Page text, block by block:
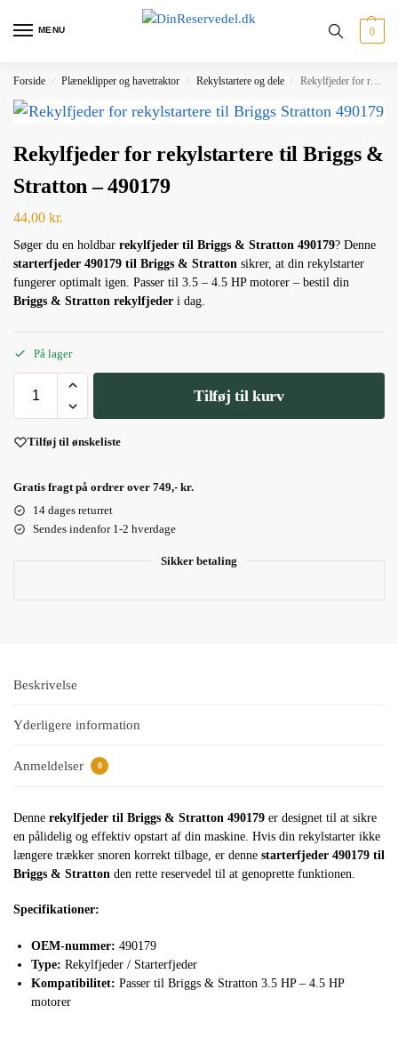
MENU 0
Forside / Plæneklipper og havetraktor / Rekylstartere og dele / Rekylfjeder for rekylstartere til Briggs & Stratton – 490179
Rekylfjeder for rekylstartere til Briggs &
Stratton – 490179
44,00 kr.
Søger du en holdbar rekylfjeder til Briggs & Stratton 490179? Denne
starterfjeder 490179 til Briggs & Stratton sikrer, at din rekylstarter
fungerer optimalt igen. Passer til 3.5 – 4.5 HP motorer – bestil din
Briggs & Stratton rekylfjeder i dag.
På lager
Tilføj til kurv
Tilføj til ønskeliste
Gratis fragt på ordrer over 749,- kr.
14 dages returret
Sendes indenfor 1-2 hverdage
Sikker betaling
Beskrivelse
Yderligere information
Anmeldelser 0
Denne rekylfjeder til Briggs & Stratton 490179 er designet til at sikre
en pålidelig og effektiv opstart af din maskine. Hvis din rekylstarter ikke
længere trækker snoren korrekt tilbage, er denne starterfjeder 490179 til
Briggs & Stratton den rette reservedel til at genoprette funktionen.
Specifikationer:
OEM-nummer: 490179
Type: Rekylfjeder / Starterfjeder
Kompatibilitet: Passer til Briggs & Stratton 3.5 HP – 4.5 HP
motorer